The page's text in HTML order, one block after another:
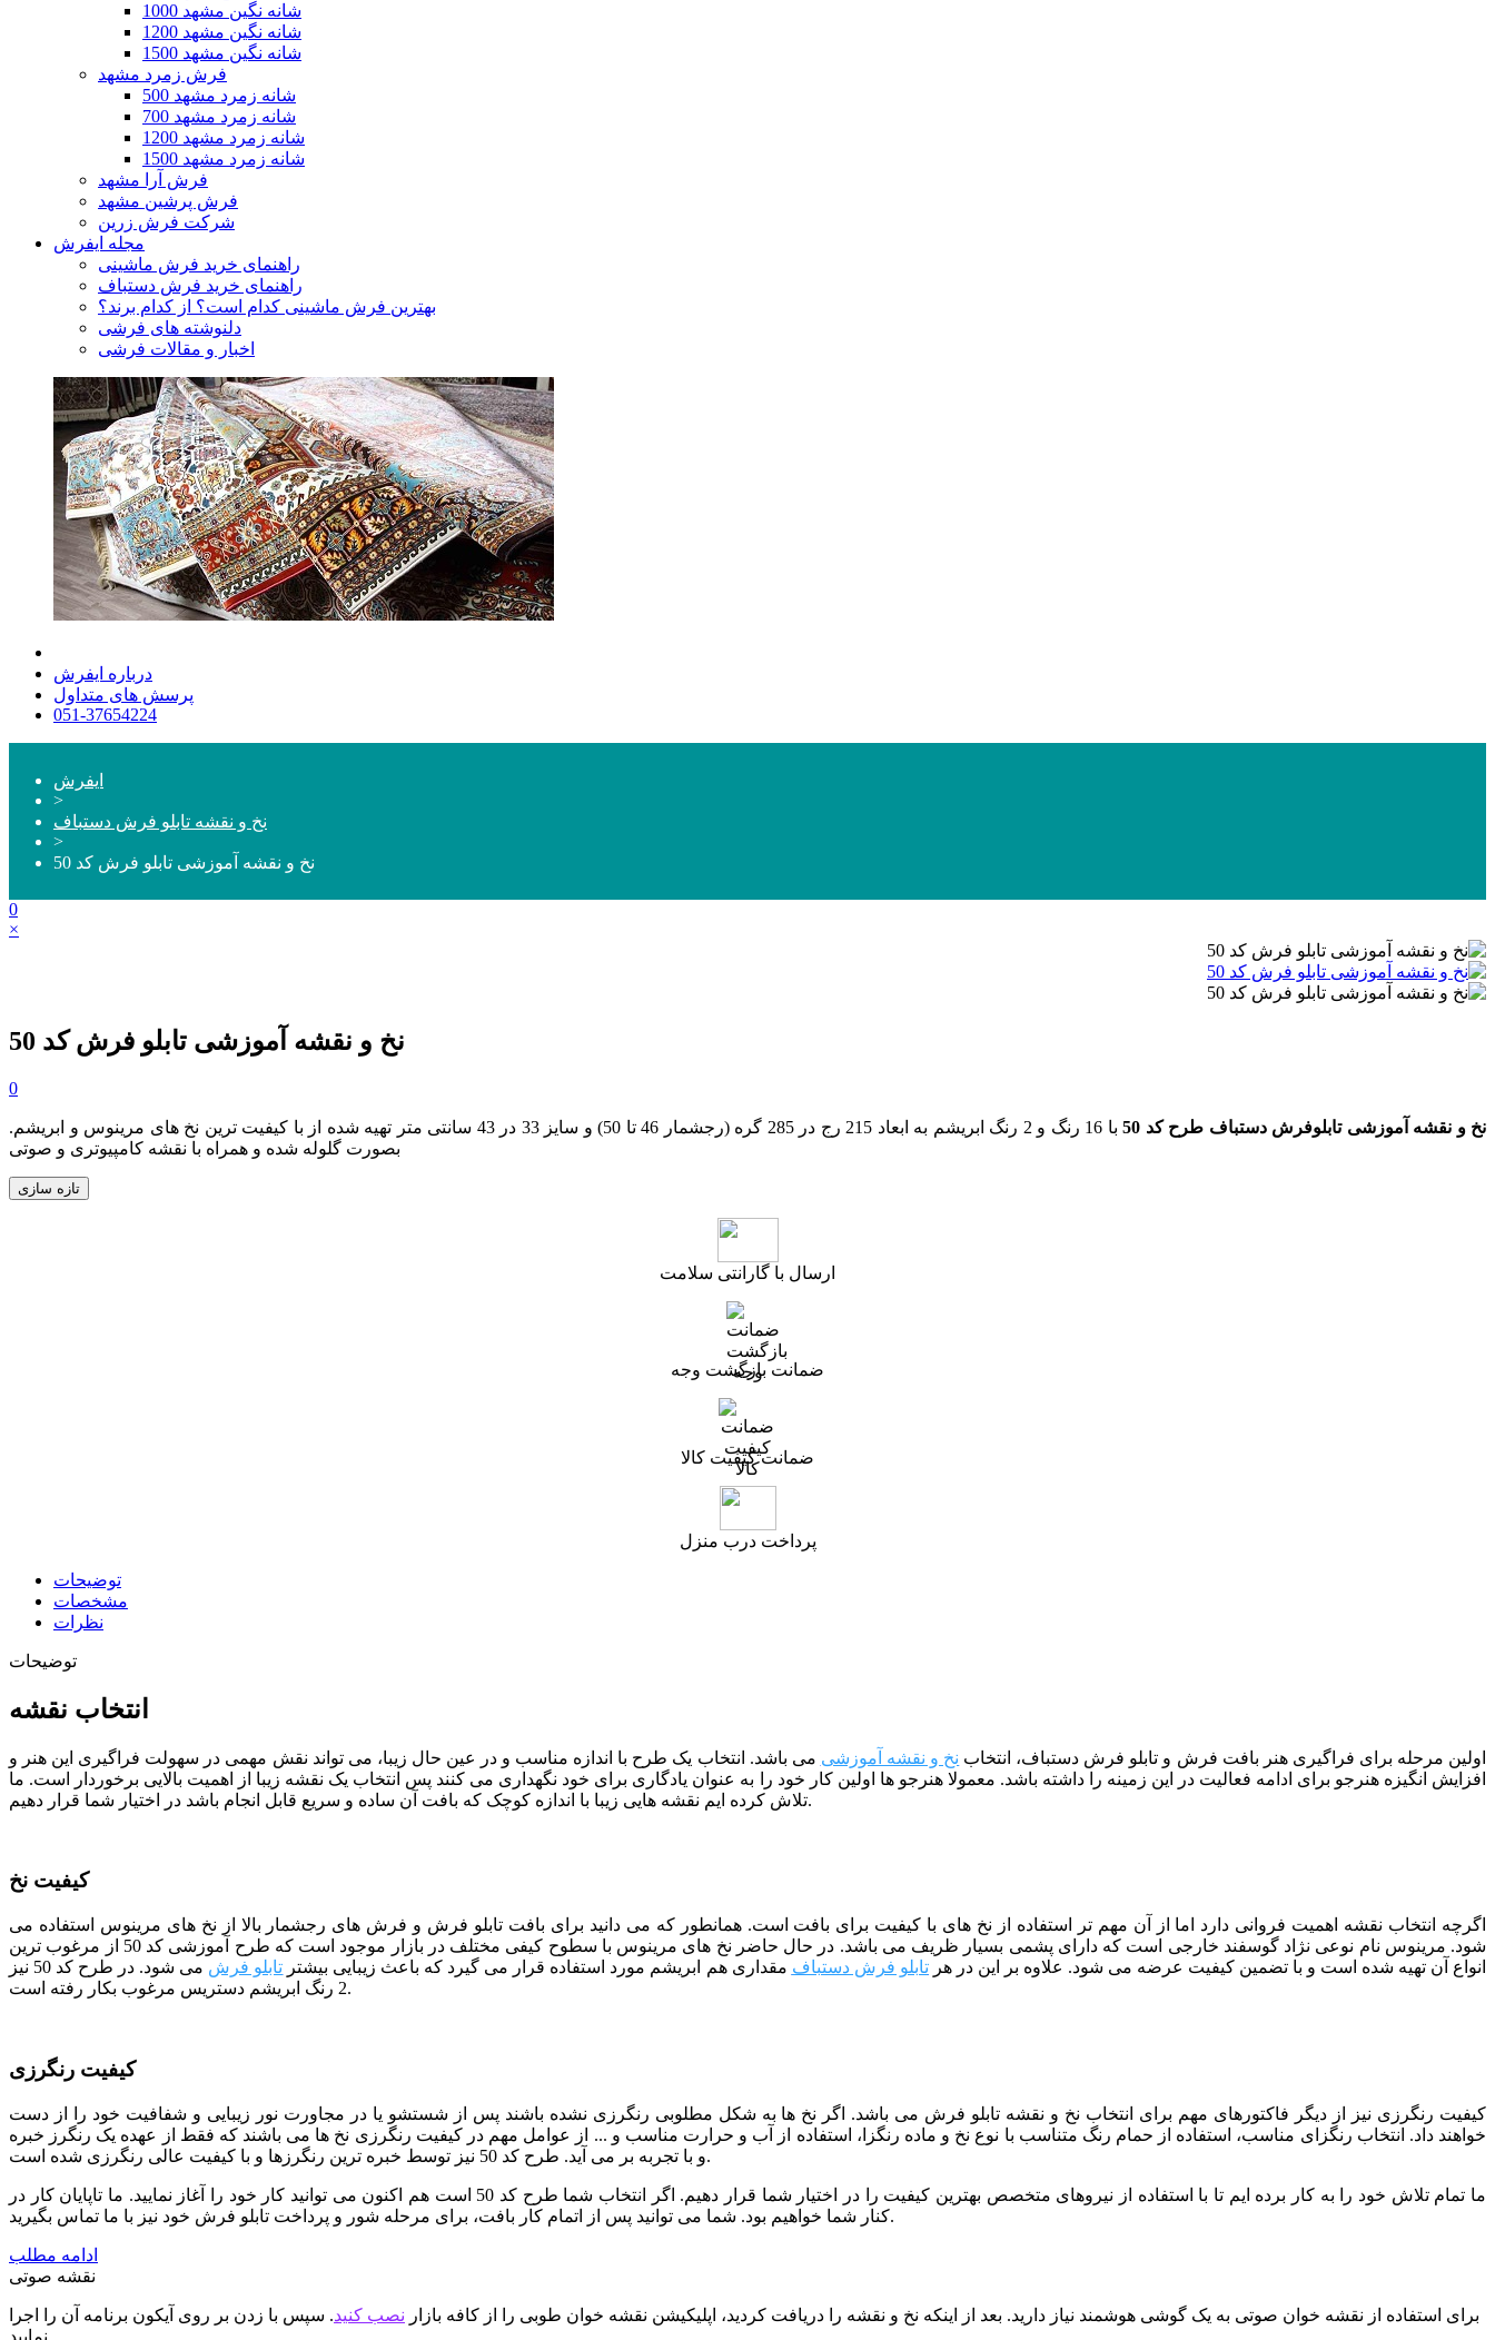
1000 شانه نگین مشهد
1200 شانه نگین مشهد
1500 شانه نگین مشهد
فرش زمرد مشهد
500 شانه زمرد مشهد
700 شانه زمرد مشهد
1200 شانه زمرد مشهد
1500 شانه زمرد مشهد
فرش آرا مشهد
فرش پرشین مشهد
شرکت فرش زرین
مجله ایفرش
راهنمای خرید فرش ماشینی
راهنمای خرید فرش دستباف
بهترین فرش ماشینی کدام است؟ از کدام برند؟
دلنوشته های فرشی
اخبار و مقالات فرشی
درباره ایفرش
پرسش های متداول
051-37654224
ایفرش
>
نخ و نقشه تابلو فرش دستباف
>
نخ و نقشه آموزشی تابلو فرش کد 50
0
×
نخ و نقشه آموزشی تابلو فرش کد 50
0
نخ و نقشه آموزشیتابلوفرش دستباف طرح کد 50 با 16 رنگ و 2 رنگ ابریشم به ابعاد 215 رج در 285 گره (رجشمار 46 تا 50 )
و سایز 33 در 43 سانتی متر تهیه شده از با کیفیت ترین نخ های مرینوس و ابریشم.
بصورت گلوله شده و همراه با نقشه کامپیوتری و صوتی
ارسال با گارانتی سلامت
ضمانت بازگشت وجه
ضمانت کیفیت کالا
پرداخت درب منزل
توضیحات
مشخصات
نظرات
توضیحات
انتخاب نقشه
اولین مرحله برای فراگیری هنر بافت فرش و تابلو فرش دستباف، انتخاب نخ و نقشه آموزشی می باشد. انتخاب یک طرح با اندازه مناسب و در عین حال زیبا، می تواند نقش مهمی در سهولت فراگیری این هنر و
افزایش انگیزه هنرجو برای ادامه فعالیت در این زمینه را داشته باشد. معمولا هنرجو ها اولین کار خود را به عنوان یادگاری برای خود نگهداری می کنند پس انتخاب یک نقشه زیبا از اهمیت بالایی برخوردار است. ما
تلاش کرده ایم نقشه هایی زیبا با اندازه کوچک که بافت آن ساده و سریع قابل انجام باشد در اختیار شما قرار دهیم .
کیفیت نخ
اگرچه انتخاب نقشه اهمیت فروانی دارد اما از آن مهم تر استفاده از نخ های با کیفیت برای بافت است. همانطور که می دانید برای بافت تابلو فرش و فرش های رجشمار بالا از نخ های مرینوس استفاده می
شود. مرینوس نام نوعی نژاد گوسفند خارجی است که دارای پشمی بسیار ظریف می باشد. در حال حاضر نخ های مرینوس با سطوح کیفی مختلف در بازار موجود است که طرح آموزشی کد 50 از مرغوب ترین
انواع آن تهیه شده است و با تضمین کیفیت عرضه می شود. علاوه بر این در هرتابلو فرش دستباف مقداری هم ابریشم مورد استفاده قرار می گیرد که باعث زیبایی بیشتر تابلو فرش می شود.
در طرح کد 50 نیز
2 رنگ ابریشم دستریس مرغوب بکار رفته است.
کیفیت رنگرزی
کیفیت رنگرزی نیز از دیگر فاکتورهای مهم برای انتخاب نخ و نقشه تابلو فرش می باشد. اگر نخ ها به شکل مطلوبی رنگرزی نشده باشند پس از شستشو یا در مجاورت نور زیبایی و شفافیت خود را از دست
خواهند داد. انتخاب رنگزای مناسب، استفاده از حمام رنگ متناسب با نوع نخ و ماده رنگزا، استفاده از آب و حرارت مناسب و ... از عوامل مهم در کیفیت رنگرزی نخ ها می باشند که فقط از عهده یک رنگرز خبره
و با تجربه بر می آید. طرح کد 50 نیز توسط خبره ترین رنگرزها و با کیفیت عالی رنگرزی شده است.
ما تمام تلاش خود را به کار برده ایم تا با استفاده از نیروهای متخصص بهترین کیفیت را در اختیار شما قرار دهیم. اگر انتخاب شما طرح کد 50 است هم اکنون می توانید کار خود را آغاز نمایید. ما تاپایان کار در
کنار شما خواهیم بود. شما می توانید پس از اتمام کار بافت، برای مرحله شور و پرداخت تابلو فرش خود نیز با ما تماس بگیرید.
ادامه مطلب
نقشه صوتی
برای استفاده از نقشه خوان صوتی به یک گوشی هوشمند نیاز دارید. بعد از اینکه نخ و نقشه را دریافت کردید، اپلیکیشن نقشه خوان طوبی را از کافه بازار نصب کنید. سپس با زدن بر روی آیکون برنامه آن را اجرا